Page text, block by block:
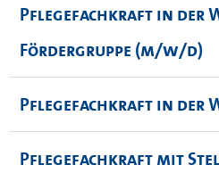
Pflegefachkraft in der
Fördergruppe (m/w/d)
Pflegefachkraft in der
Pflegefachkraft mit